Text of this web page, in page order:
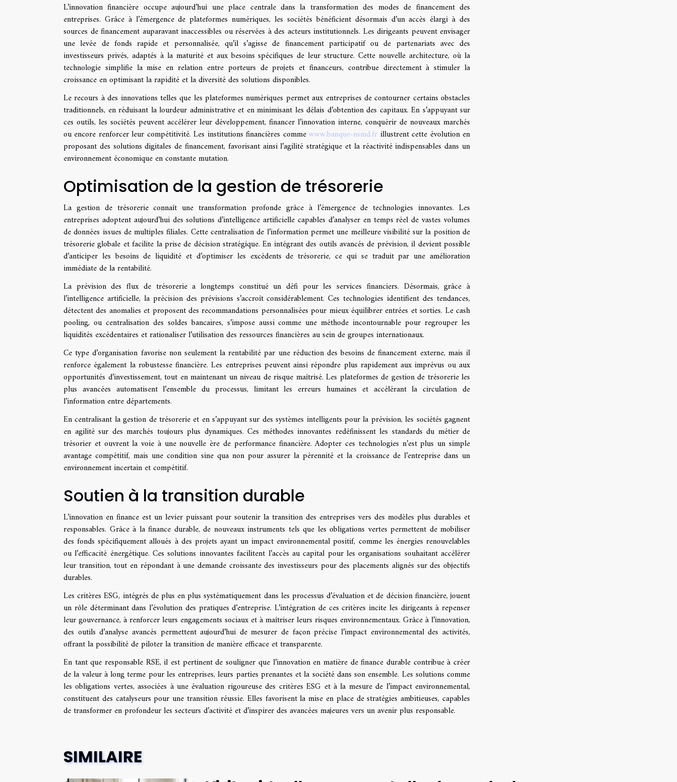
L’innovation financière occupe aujourd’hui une place centrale dans la transformation des modes de financement des
entreprises. Grâce à l’émergence de plateformes numériques, les sociétés bénéficient désormais d’un accès élargi à des
sources de financement auparavant inaccessibles ou réservées à des acteurs institutionnels. Les dirigeants peuvent envisager
une levée de fonds rapide et personnalisée, qu’il s’agisse de financement participatif ou de partenariats avec des
investisseurs privés, adaptés à la maturité et aux besoins spécifiques de leur structure. Cette nouvelle architecture, où la
technologie simplifie la mise en relation entre porteurs de projets et financeurs, contribue directement à stimuler la
croissance en optimisant la rapidité et la diversité des solutions disponibles.
Le recours à des innovations telles que les plateformes numériques permet aux entreprises de contourner certains obstacles
traditionnels, en réduisant la lourdeur administrative et en minimisant les délais d’obtention des capitaux. En s’appuyant sur
ces outils, les sociétés peuvent accélérer leur développement, financer l’innovation interne, conquérir de nouveaux marchés
ou encore renforcer leur compétitivité. Les institutions financières commewww.banque-nsmd.fr illustrent cette évolution en
proposant des solutions digitales de financement, favorisant ainsi l’agilité stratégique et la réactivité indispensables dans un
environnement économique en constante mutation.
Optimisation de la gestion de trésorerie
La gestion de trésorerie connaît une transformation profonde grâce à l’émergence de technologies innovantes. Les
entreprises adoptent aujourd’hui des solutions d’intelligence artificielle capables d’analyser en temps réel de vastes volumes
de données issues de multiples filiales. Cette centralisation de l’information permet une meilleure visibilité sur la position de
trésorerie globale et facilite la prise de décision stratégique. En intégrant des outils avancés de prévision, il devient possible
d’anticiper les besoins de liquidité et d’optimiser les excédents de trésorerie, ce qui se traduit par une amélioration
immédiate de la rentabilité.
La prévision des flux de trésorerie a longtemps constitué un défi pour les services financiers. Désormais, grâce à
l’intelligence artificielle, la précision des prévisions s’accroît considérablement. Ces technologies identifient des tendances,
détectent des anomalies et proposent des recommandations personnalisées pour mieux équilibrer entrées et sorties. Le cash
pooling, ou centralisation des soldes bancaires, s’impose aussi comme une méthode incontournable pour regrouper les
liquidités excédentaires et rationaliser l’utilisation des ressources financières au sein de groupes internationaux.
Ce type d’organisation favorise non seulement la rentabilité par une réduction des besoins de financement externe, mais il
renforce également la robustesse financière. Les entreprises peuvent ainsi répondre plus rapidement aux imprévus ou aux
opportunités d’investissement, tout en maintenant un niveau de risque maîtrisé. Les plateformes de gestion de trésorerie les
plus avancées automatisent l’ensemble du processus, limitant les erreurs humaines et accélérant la circulation de
l’information entre départements.
En centralisant la gestion de trésorerie et en s’appuyant sur des systèmes intelligents pour la prévision, les sociétés gagnent
en agilité sur des marchés toujours plus dynamiques. Ces méthodes innovantes redéfinissent les standards du métier de
trésorier et ouvrent la voie à une nouvelle ère de performance financière. Adopter ces technologies n’est plus un simple
avantage compétitif, mais une condition sine qua non pour assurer la pérennité et la croissance de l’entreprise dans un
environnement incertain et compétitif.
Soutien à la transition durable
L’innovation en finance est un levier puissant pour soutenir la transition des entreprises vers des modèles plus durables et
responsables. Grâce à la finance durable, de nouveaux instruments tels que les obligations vertes permettent de mobiliser
des fonds spécifiquement alloués à des projets ayant un impact environnemental positif, comme les énergies renouvelables
ou l’efficacité énergétique. Ces solutions innovantes facilitent l’accès au capital pour les organisations souhaitant accélérer
leur transition, tout en répondant à une demande croissante des investisseurs pour des placements alignés sur des objectifs
durables.
Les critères ESG, intégrés de plus en plus systématiquement dans les processus d’évaluation et de décision financière, jouent
un rôle déterminant dans l’évolution des pratiques d’entreprise. L’intégration de ces critères incite les dirigeants à repenser
leur gouvernance, à renforcer leurs engagements sociaux et à maîtriser leurs risques environnementaux. Grâce à l’innovation,
des outils d’analyse avancés permettent aujourd’hui de mesurer de façon précise l’impact environnemental des activités,
offrant la possibilité de piloter la transition de manière efficace et transparente.
En tant que responsable RSE, il est pertinent de souligner que l’innovation en matière de finance durable contribue à créer
de la valeur à long terme pour les entreprises, leurs parties prenantes et la société dans son ensemble. Les solutions comme
les obligations vertes, associées à une évaluation rigoureuse des critères ESG et à la mesure de l’impact environnemental,
constituent des catalyseurs pour une transition réussie. Elles favorisent la mise en place de stratégies ambitieuses, capables
de transformer en profondeur les secteurs d’activité et d’inspirer des avancées majeures vers un avenir plus responsable.
SIMILAIRE